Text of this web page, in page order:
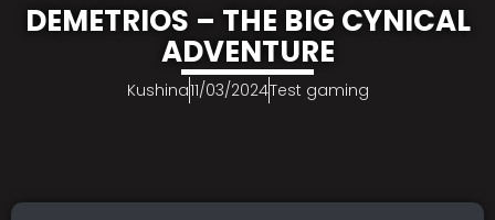
DEMETRIOS – THE BIG CYNICAL
ADVENTURE
Kushina11/03/2024Test gaming